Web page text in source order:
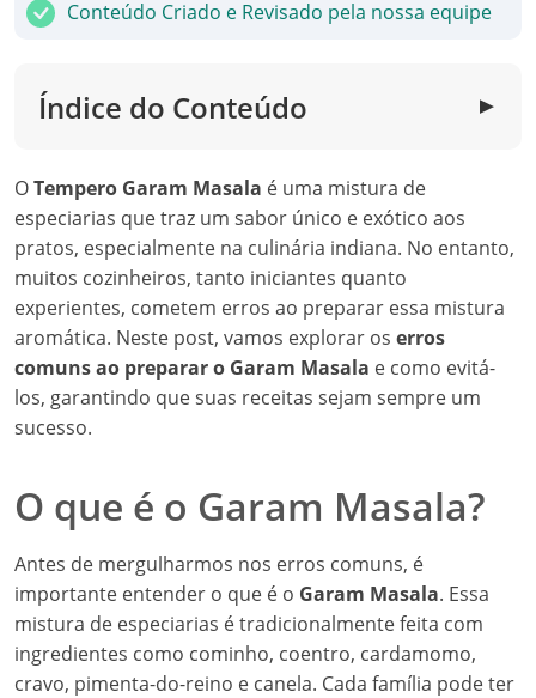
Conteúdo Criado e Revisado pela nossa equipe
Índice do Conteúdo ▼
OTempero Garam Masala é uma mistura de
especiarias que traz um sabor único e exótico aos
pratos, especialmente na culinária indiana. No entanto,
muitos cozinheiros, tanto iniciantes quanto
experientes, cometem erros ao preparar essa mistura
aromática. Neste post, vamos explorar os erros
comuns ao preparar o Garam Masala e como evitá-
los, garantindo que suas receitas sejam sempre um
sucesso.
O que é o Garam Masala?
Antes de mergulharmos nos erros comuns, é
importante entender o que é o Garam Masala. Essa
mistura de especiarias é tradicionalmente feita com
ingredientes como cominho, coentro, cardamomo,
cravo, pimenta-do-reino e canela. Cada família pode ter